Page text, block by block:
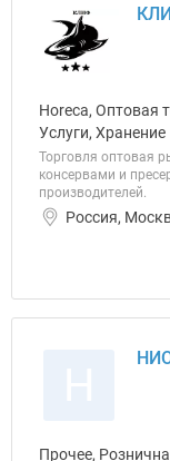
Horeca, Оптовая
Услуги, Хранение
Торговля оптовая
консервами и
производителей.
Россия,
Прочее,